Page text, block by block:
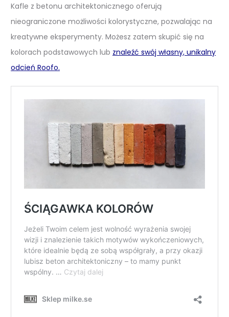
Kafle z betonu architektonicznego oferują
nieograniczone możliwości kolorystyczne, pozwalając na
kreatywne eksperymenty. Możesz zatem skupić się na
kolorach podstawowych lub znaleźć swój własny, unikalny
odcień Roofo.